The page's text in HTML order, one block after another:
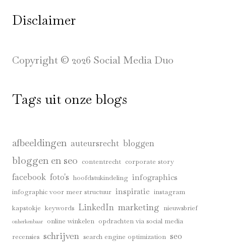
Disclaimer
Copyright © 2026 Social Media Duo
Tags uit onze blogs
afbeeldingen auteursrecht bloggen
bloggen en seo contentrecht corporate story
facebook foto's hoofdstukindeling infographics
infographic voor meer structuur inspiratie instagram
kapstokje keywords LinkedIn marketing nieuwsbrief
onherkenbaar online winkelen opdrachten via social media
recensies schrijven search engine optimization seo